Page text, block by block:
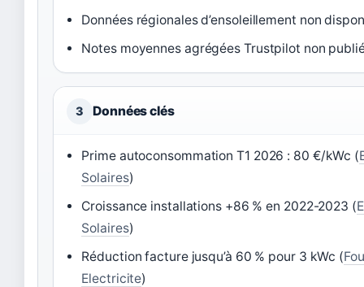
Données régionales d’ensoleillement non
Notes moyennes agrégées Trustpilot non
3 Données clés
Prime autoconsommation T1 2026 : 80 €/kWc (
Solaires)
Croissance installations +86 % en 2022-2023 (
Solaires)
Réduction facture jusqu’à 60 % pour 3 kWc (
Electricite)